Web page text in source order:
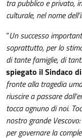
tra pubblico e privato,
culturale, nel nome
“Un successo
soprattutto, per lo
di tante famiglie, di
spiegato il Sindaco
fronte alla tragedia
riuscire a passare
tocca ognuno di noi.
nostro grande
per governare la